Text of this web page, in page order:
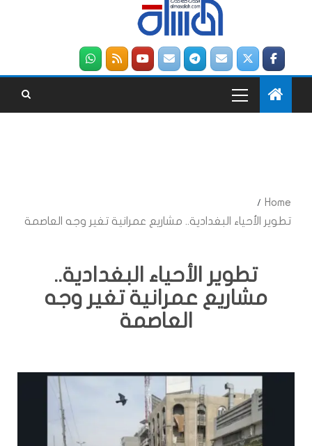
Home
تطوير الأحياء البغدادية.. مشاريع عمرانية تغير وجه العاصمة
تطوير الأحياء البغدادية..
مشاريع عمرانية تغير وجه
العاصمة